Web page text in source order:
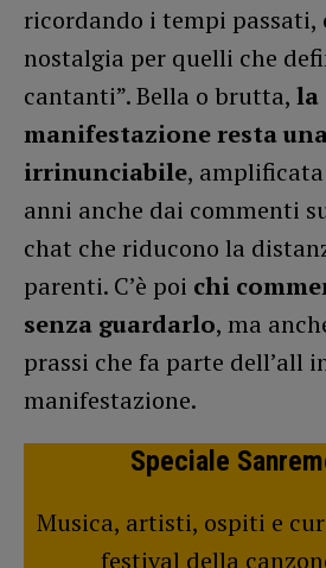
ricordando i tempi passati,
nostalgia per quelli che
cantanti”. Bella o brutta, la
manifestazione resta
irrinunciabile,
anni anche dai commenti
chat che riducono la
parenti. C’è poi chi
senza guardarlo, ma
prassi che fa parte dell’all
manifestazione.
Speciale
Musica, artisti, ospiti e
festival della